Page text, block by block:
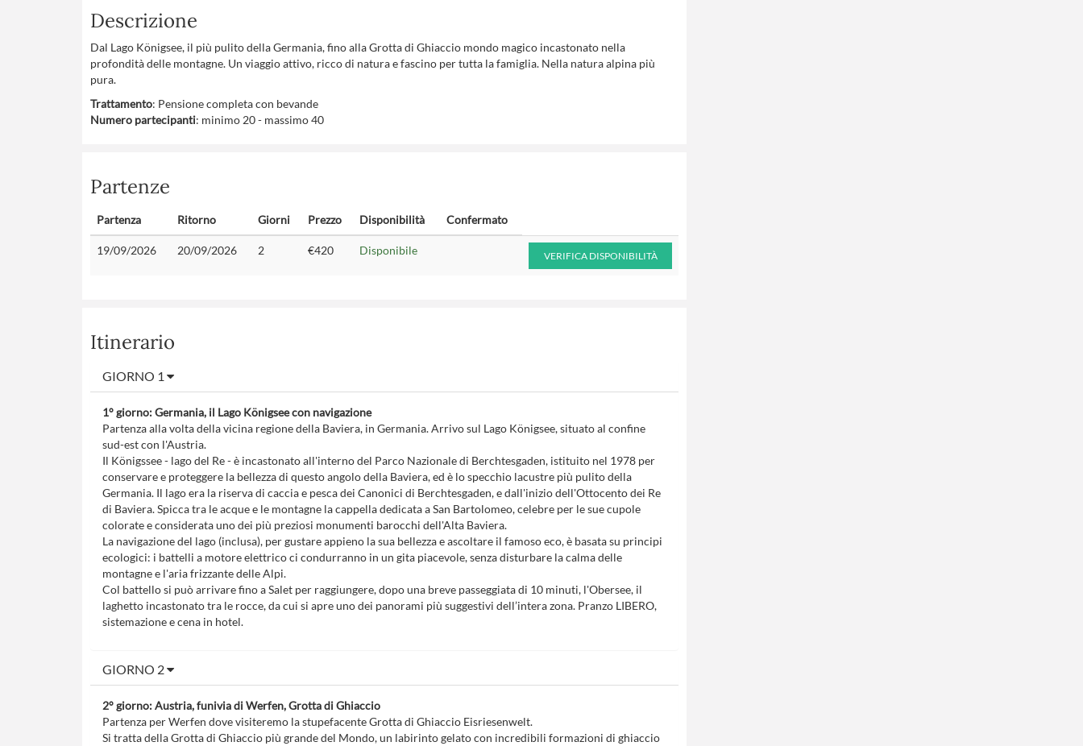
Descrizione
Dal Lago Königsee, il più pulito della Germania, fino alla Grotta di Ghiaccio mondo magico incastonato nella
profondità delle montagne. Un viaggio attivo, ricco di natura e fascino per tutta la famiglia. Nella natura alpina più
pura.
Trattamento: Pensione completa con bevande
Numero partecipanti: minimo 20 - massimo 40
Partenze
Partenza Ritorno Giorni Prezzo Disponibilità Confermato
19/09/2026 20/09/2026 2 €420 Disponibile VERIFICA DISPONIBILITÀ
Itinerario
GIORNO 1
1° giorno: Germania, il Lago Königsee con navigazione
Partenza alla volta della vicina regione della Baviera, in Germania. Arrivo sul Lago Königsee, situato al confine
sud-est con l'Austria.
Il Königssee - lago del Re - è incastonato all'interno del Parco Nazionale di Berchtesgaden, istituito nel 1978 per
conservare e proteggere la bellezza di questo angolo della Baviera, ed è lo specchio lacustre più pulito della
Germania. Il lago era la riserva di caccia e pesca dei Canonici di Berchtesgaden, e dall'inizio dell'Ottocento dei Re
di Baviera. Spicca tra le acque e le montagne la cappella dedicata a San Bartolomeo, celebre per le sue cupole
colorate e considerata uno dei più preziosi monumenti barocchi dell'Alta Baviera.
La navigazione del lago (inclusa), per gustare appieno la sua bellezza e ascoltare il famoso eco, è basata su principi
ecologici: i battelli a motore elettrico ci condurranno in un gita piacevole, senza disturbare la calma delle
montagne e l'aria frizzante delle Alpi.
Col battello si può arrivare fino a Salet per raggiungere, dopo una breve passeggiata di 10 minuti, l'Obersee, il
laghetto incastonato tra le rocce, da cui si apre uno dei panorami più suggestivi dell’intera zona. Pranzo LIBERO,
sistemazione e cena in hotel.
GIORNO 2
2° giorno: Austria, funivia di Werfen, Grotta di Ghiaccio
Partenza per Werfen dove visiteremo la stupefacente Grotta di Ghiaccio Eisriesenwelt.
Si tratta della Grotta di Ghiaccio più grande del Mondo, un labirinto gelato con incredibili formazioni di ghiaccio